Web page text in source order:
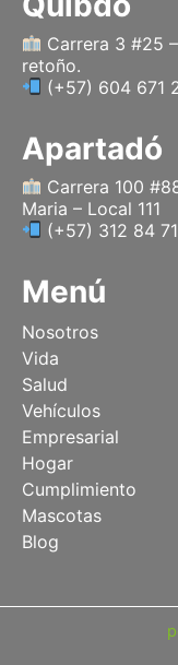
Carrera 3 #25
retoño.
(+57) 604 671
Apartadó
Carrera 100
Maria – Local 111
(+57) 312 84
Menú
Nosotros
Vida
Salud
Vehículos
Empresarial
Hogar
Cumplimiento
Mascotas
Blog